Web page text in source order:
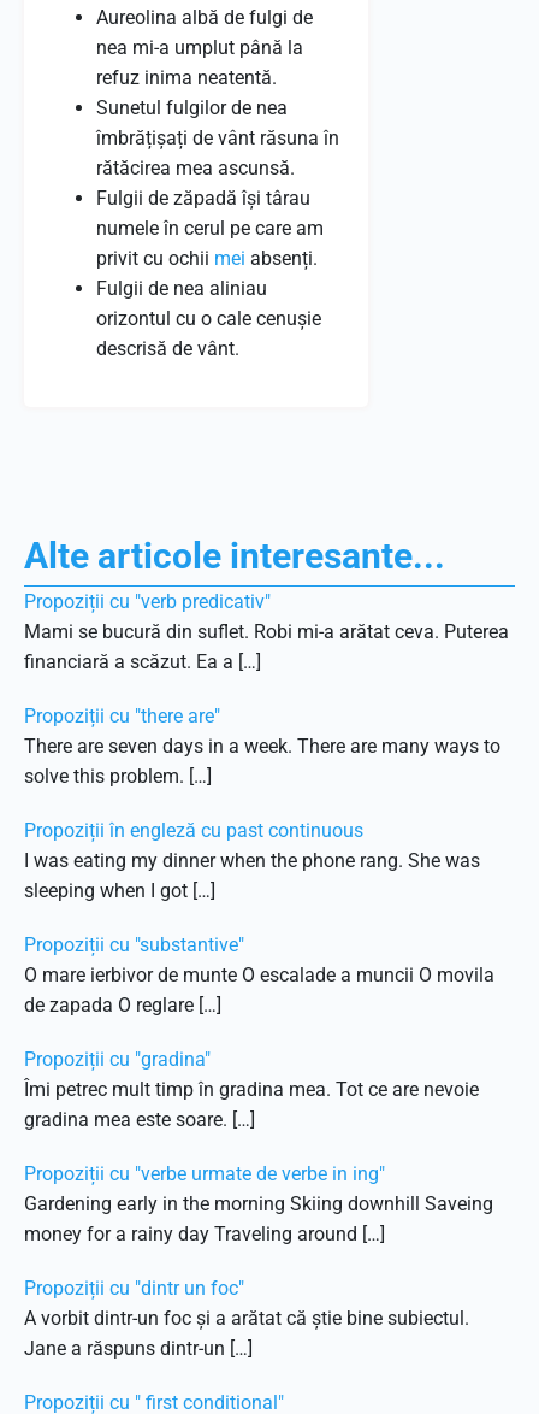
Aureolina albă de fulgi de
nea mi-a umplut până la
refuz inima neatentă.
Sunetul fulgilor de nea
îmbrățișați de vânt răsuna în
rătăcirea mea ascunsă.
Fulgii de zăpadă își târau
numele în cerul pe care am
privit cu ochii mei absenți.
Fulgii de nea aliniau
orizontul cu o cale cenușie
descrisă de vânt.
Alte articole interesante...
Propoziții cu "verb predicativ"
Mami se bucură din suflet. Robi mi-a arătat ceva. Puterea
financiară a scăzut. Ea a […]
Propoziții cu "there are"
There are seven days in a week. There are many ways to
solve this problem. […]
Propoziții în engleză cu past continuous
I was eating my dinner when the phone rang. She was
sleeping when I got […]
Propoziții cu "substantive"
O mare ierbivor de munte O escalade a muncii O movila
de zapada O reglare […]
Propoziții cu "gradina"
Îmi petrec mult timp în gradina mea. Tot ce are nevoie
gradina mea este soare. […]
Propoziții cu "verbe urmate de verbe in ing"
Gardening early in the morning Skiing downhill Saveing
money for a rainy day Traveling around […]
Propoziții cu "dintr un foc"
A vorbit dintr-un foc și a arătat că știe bine subiectul.
Jane a răspuns dintr-un […]
Propoziții cu " first conditional"